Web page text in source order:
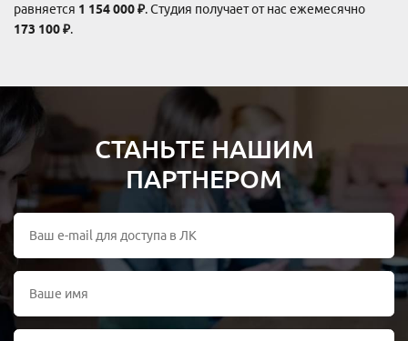
равняется 1 154 000 ₽. Студия получает от нас ежемесячно
173 100 ₽.
СТАНЬТЕ НАШИМ
ПАРТНЕРОМ